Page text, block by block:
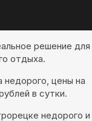
решение для
отдыха.
цены на
в сутки.
недорого и